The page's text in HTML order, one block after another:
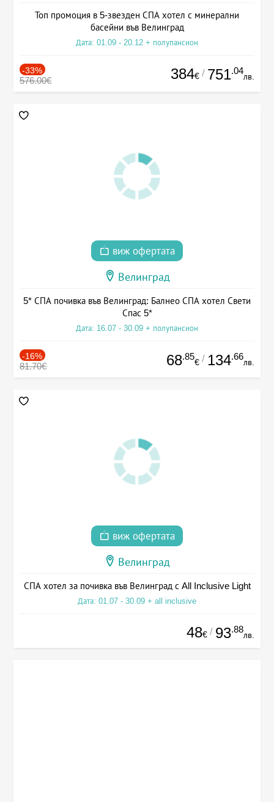
Топ промоция в 5-звезден СПА хотел с минерални
басейни във Велинград
Дата: 01.09 - 20.12 + полупансион
-33%
576.00€ 384€ / 751.04
лв.
виж офертата
Велинград
5* СПА почивка във Велинград: Балнео СПА хотел Свети
Спас 5*
Дата: 16.07 - 30.09 + полупансион
-16%
81.70€ 68.85
€ / 134.66
лв.
виж офертата
Велинград
СПА хотел за почивка във Велинград с All Inclusive Light
Дата: 01.07 - 30.09 + all inclusive
48€ / 93.88
лв.